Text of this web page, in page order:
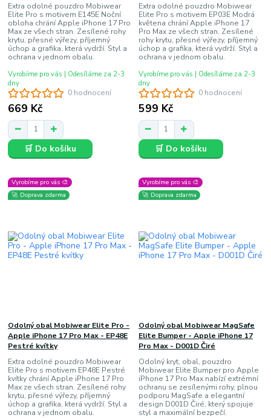
0 hodnocení
Extra odolné pouzdro Mobiwear
Elite Pro s motivem E145E Noční
obloha chrání Apple iPhone 17 Pro
Max ze všech stran. Zesílené rohy
krytu, přesné výřezy, příjemný
úchop a grafika, která vydrží. Styl a
ochrana v jednom obalu.
669 Kč
Vyrobíme pro vás | Odesíláme za 2-3
dny
🛒 Do košíku
0 hodnocení
Extra odolné pouzdro Mobiwear
Elite Pro s motivem EP03E Modrá
květena chrání Apple iPhone 17
Pro Max ze všech stran. Zesílené
rohy krytu, přesné výřezy, příjemný
úchop a grafika, která vydrží. Styl a
ochrana v jednom obalu.
599 Kč
Vyrobíme pro vás | Odesíláme za 2-3
dny
🛒 Do košíku
Vyrobíme pro vás 🎨
🚀 Doprava zdarma
Odolný obal Mobiwear Elite Pro -
Apple iPhone 17 Pro Max - EP48E
Pestré kvítky
Extra odolné pouzdro Mobiwear
Elite Pro s motivem EP48E Pestré
kvítky chrání Apple iPhone 17 Pro
Max ze všech stran. Zesílené rohy
krytu, přesné výřezy, příjemný
úchop a grafika, která vydrží. Styl a
ochrana v jednom obalu.
Vyrobíme pro vás 🎨
🚀 Doprava zdarma
Odolný obal Mobiwear MagSafe
Elite Bumper - Apple iPhone 17
Pro Max - D001D Čiré
Odolný kryt, obal, pouzdro
Mobiwear Elite Bumper pro Apple
iPhone 17 Pro Max nabízí extrémní
ochranu se zesílenými rohy, plnou
podporu MagSafe a elegantní
design D001D Čiré, který spojuje
styl a maximální bezpečí.